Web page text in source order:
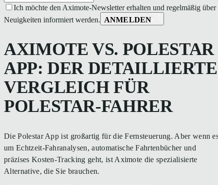
Ich möchte den Aximote-Newsletter erhalten und regelmäßig über
Neuigkeiten informiert werden. ANMELDEN
AXIMOTE VS. POLESTAR
APP: DER DETAILLIERTE
VERGLEICH FÜR
POLESTAR-FAHRER
Die Polestar App ist großartig für die Fernsteuerung. Aber wenn
um Echtzeit-Fahranalysen, automatische Fahrtenbücher und
präzises Kosten-Tracking geht, ist Aximote die spezialisierte
Alternative, die Sie brauchen.